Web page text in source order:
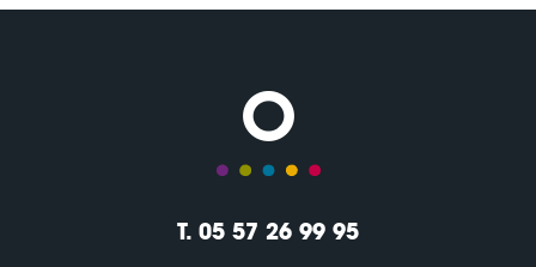
T. 05 57 26 99 95